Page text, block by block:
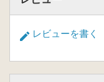
レビューを書く